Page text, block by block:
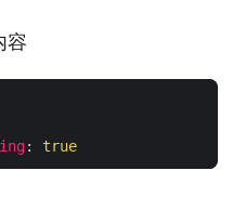
容
: true